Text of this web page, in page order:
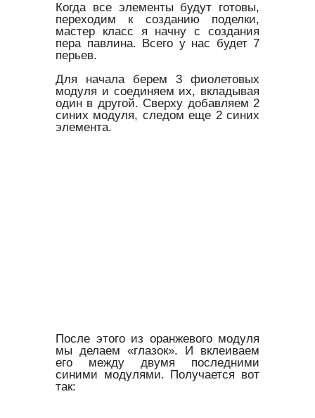
Когда все элементы будут готовы,
переходим к созданию поделки,
мастер класс я начну с создания
пера павлина. Всего у нас будет 7
перьев.
Для начала берем 3 фиолетовых
модуля и соединяем их, вкладывая
один в другой. Сверху добавляем 2
синих модуля, следом еще 2 синих
элемента.
После этого из оранжевого модуля
мы делаем «глазок». И вклеиваем
его между двумя последними
синими модулями. Получается вот
так: